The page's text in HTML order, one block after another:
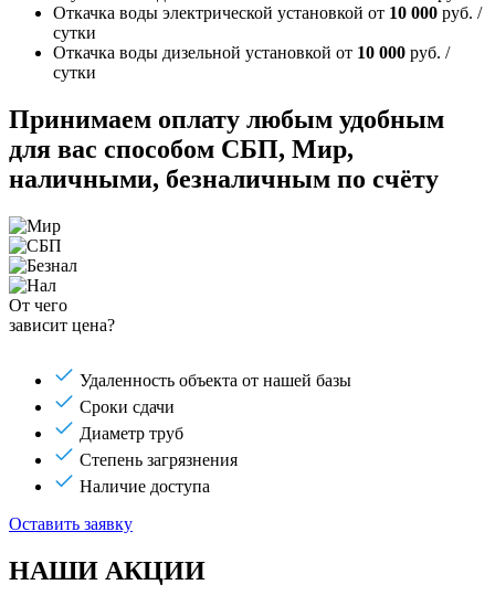
Откачка воды электрической установкой от 10 000 руб. /
сутки
Откачка воды дизельной установкой от 10 000 руб. /
сутки
Принимаем оплату любым удобным
для вас способом СБП, Мир,
наличными, безналичным по счёту
От чего
зависит цена?
Удаленность объекта от нашей базы
Сроки сдачи
Диаметр труб
Степень загрязнения
Наличие доступа
Оставить заявку
НАШИ АКЦИИ